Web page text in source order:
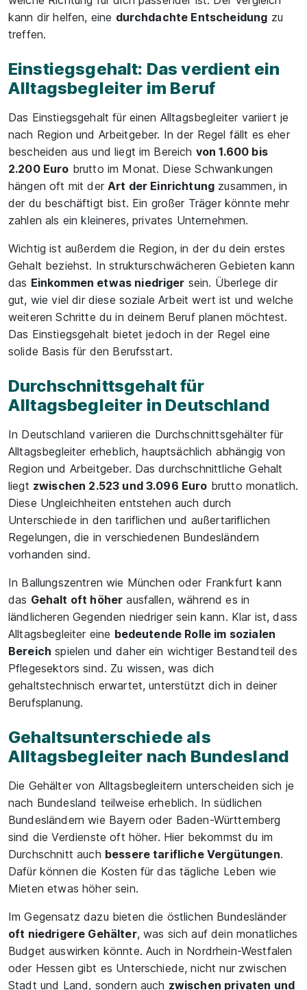
kann dir helfen, eine durchdachte Entscheidung zu
treffen.
Einstiegsgehalt: Das verdient ein
Alltagsbegleiter im Beruf
Das Einstiegsgehalt für einen Alltagsbegleiter variiert je
nach Region und Arbeitgeber. In der Regel fällt es eher
bescheiden aus und liegt im Bereich von 1.600 bis
2.200 Euro brutto im Monat. Diese Schwankungen
hängen oft mit derArt der Einrichtung zusammen, in
der du beschäftigt bist. Ein großer Träger könnte mehr
zahlen als ein kleineres, privates Unternehmen.
Wichtig ist außerdem die Region, in der du dein erstes
Gehalt beziehst. In strukturschwächeren Gebieten kann
das Einkommen etwas niedriger sein. Überlege dir
gut, wie viel dir diese soziale Arbeit wert ist und welche
weiteren Schritte du in deinem Beruf planen möchtest.
Das Einstiegsgehalt bietet jedoch in der Regel eine
solide Basis für den Berufsstart.
Durchschnittsgehalt für
Alltagsbegleiter in Deutschland
In Deutschland variieren die Durchschnittsgehälter für
Alltagsbegleiter erheblich, hauptsächlich abhängig von
Region und Arbeitgeber. Das durchschnittliche Gehalt
liegt zwischen 2.523 und 3.096 Euro brutto monatlich.
Diese Ungleichheiten entstehen auch durch
Unterschiede in den tariflichen und außertariflichen
Regelungen, die in verschiedenen Bundesländern
vorhanden sind.
In Ballungszentren wie München oder Frankfurt kann
das Gehalt oft höher ausfallen, während es in
ländlicheren Gegenden niedriger sein kann. Klar ist, dass
Alltagsbegleiter eine bedeutende Rolle im sozialen
Bereich spielen und daher ein wichtiger Bestandteil des
Pflegesektors sind. Zu wissen, was dich
gehaltstechnisch erwartet, unterstützt dich in deiner
Berufsplanung.
Gehaltsunterschiede als
Alltagsbegleiter nach Bundesland
Die Gehälter von Alltagsbegleitern unterscheiden sich je
nach Bundesland teilweise erheblich. In südlichen
Bundesländern wie Bayern oder Baden-Württemberg
sind die Verdienste oft höher. Hier bekommst du im
Durchschnitt auch bessere tarifliche Vergütungen.
Dafür können die Kosten für das tägliche Leben wie
Mieten etwas höher sein.
Im Gegensatz dazu bieten die östlichen Bundesländer
oft niedrigere Gehälter, was sich auf dein monatliches
Budget auswirken könnte. Auch in Nordrhein-Westfalen
oder Hessen gibt es Unterschiede, nicht nur zwischen
Stadt und Land, sondern auch zwischen privaten und